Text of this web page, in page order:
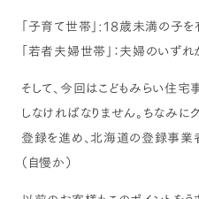
「子育て世帯」:18歳未満の子を
「若者夫婦世帯」：夫婦のいず
そして、今回はこどもみらい住
しなければなりません。ちなみ
登録を進め、北海道の登録事業
（自慢か）